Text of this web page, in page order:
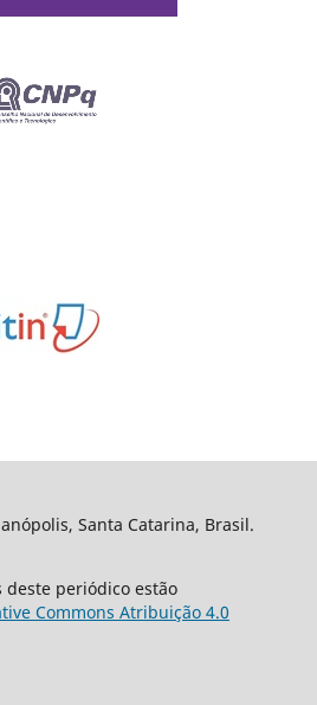
Santa Catarina, Brasil.
deste periódico estão
Commons Atribuição 4.0